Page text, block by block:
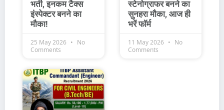
भर्ती, इनकम टैक्स
इंस्पेक्टर बनने का
मौका!
25 May 2026
No
Comments
स्टेनोग्राफर बनने का
सुनहरा मौका, आज ही
भरें फॉर्म
11 May 2026
No
Comments